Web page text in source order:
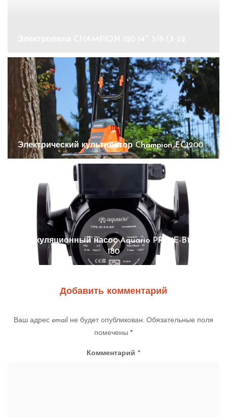
Электрический культиватор Champion EC1200
Циркуляционный насос Aquario PRIME-B1-258-
180
Добавить комментарий
Ваш адрес email не будет опубликован. Обязательные поля
помечены *
Комментарий *